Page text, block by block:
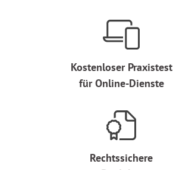
Kostenloser Praxistest
für Online-Dienste
Rechtssichere